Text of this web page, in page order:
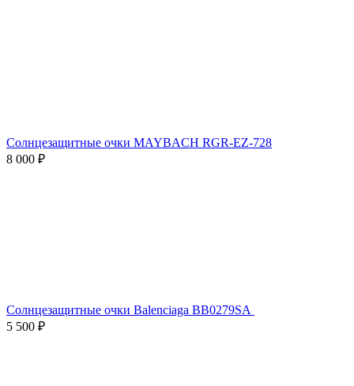
Солнцезащитные очки MAYBACH RGR-EZ-728
8 000 ₽
Солнцезащитные очки Balenciaga BB0279SA
5 500 ₽